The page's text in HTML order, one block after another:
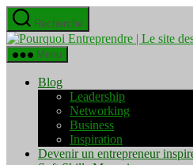
Aller
au
contenu
Recherche
Menu
Blog
Leadership
Networking
Business
Inspiration
Devenir un entrepreneur